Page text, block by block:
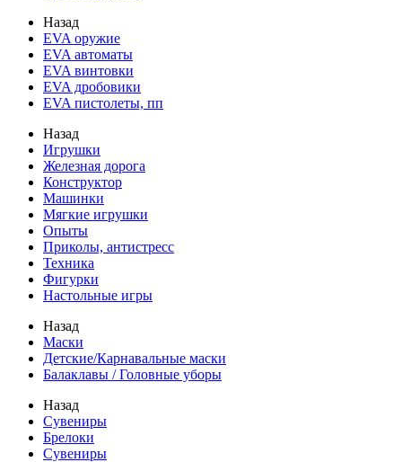
Назад
EVA оружие
EVA автоматы
EVA винтовки
EVA дробовики
EVA пистолеты, пп
Назад
Игрушки
Железная дорога
Конструктор
Машинки
Мягкие игрушки
Опыты
Приколы, антистресс
Техника
Фигурки
Настольные игры
Назад
Маски
Детские/Карнавальные маски
Балаклавы / Головные уборы
Назад
Сувениры
Брелоки
Сувениры